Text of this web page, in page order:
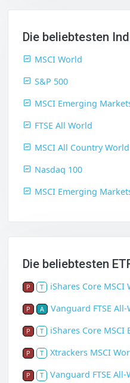
Die beliebtesten
MSCI World
S&P 500
MSCI Emerging
FTSE All World
MSCI All Country World
Nasdaq 100
MSCI Emerging
Die beliebtesten
P T iShares Core MSCI
P A Vanguard FTSE
P T iShares Core MSCI
P T Xtrackers MSCI
P T Vanguard FTSE